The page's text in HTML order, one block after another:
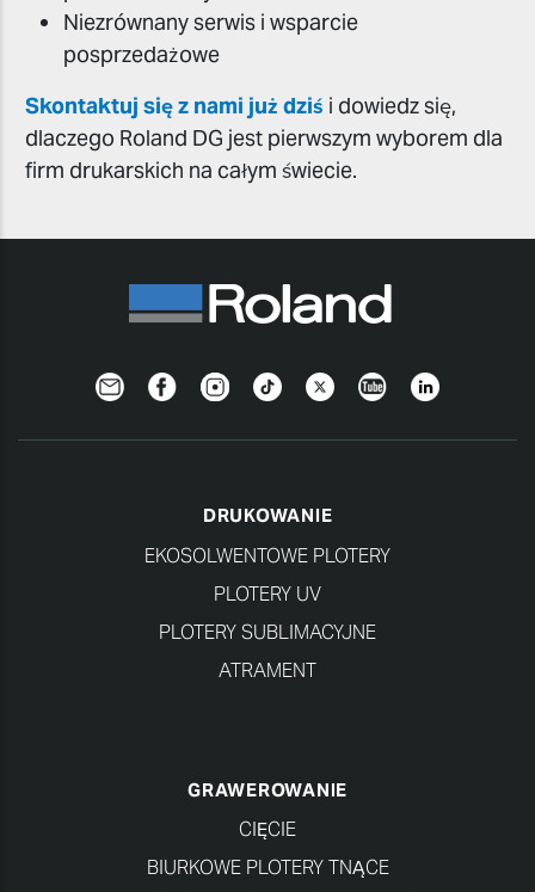
Niezrównany serwis i wsparcie
posprzedażowe
Skontaktuj się z nami już dziś i dowiedz się,
dlaczego Roland DG jest pierwszym wyborem dla
firm drukarskich na całym świecie.
NewsletterFacebookInstagramTikTokTwitterYouTubeLinkedIn
DRUKOWANIE
EKOSOLWENTOWE PLOTERY
PLOTERY UV
PLOTERY SUBLIMACYJNE
ATRAMENT
GRAWEROWANIE
CIĘCIE
BIURKOWE PLOTERY TNĄCE